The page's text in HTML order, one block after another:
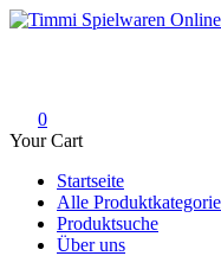
Skip
0
Your Cart
Startseite
Alle
Produktsuche
Über uns